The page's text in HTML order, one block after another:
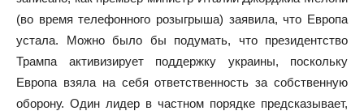
(во время телефонного розыгрыша) заявила, что Европа
устала. Можно было бы подумать, что президентство
Трампа активизирует поддержку украины, поскольку
Европа взяла на себя ответственность за собственную
оборону. Один лидер в частном порядке предсказывает,